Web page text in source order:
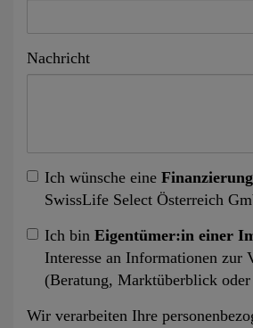
Nachricht
Ich wünsche eine
SwissLife Select Österreich
Ich bin Eigentümer:in einer
Interesse an Informationen zur
(Beratung, Marktüberblick
Wir verarbeiten Ihre